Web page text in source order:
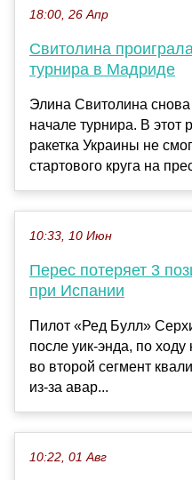
18:00, 26 Апр
Свитолина
турнира в Мадриде
Элина Свитолина
начале турнира. В этот
ракетка Украины не
стартового круга на
10:33, 10 Июн
Перес потеряет 3
при Испании
Пилот «Ред Булл»
после уик-энда, по ходу
во второй сегмент
из-за авар...
10:22, 01 Авг